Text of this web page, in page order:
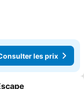
les prix